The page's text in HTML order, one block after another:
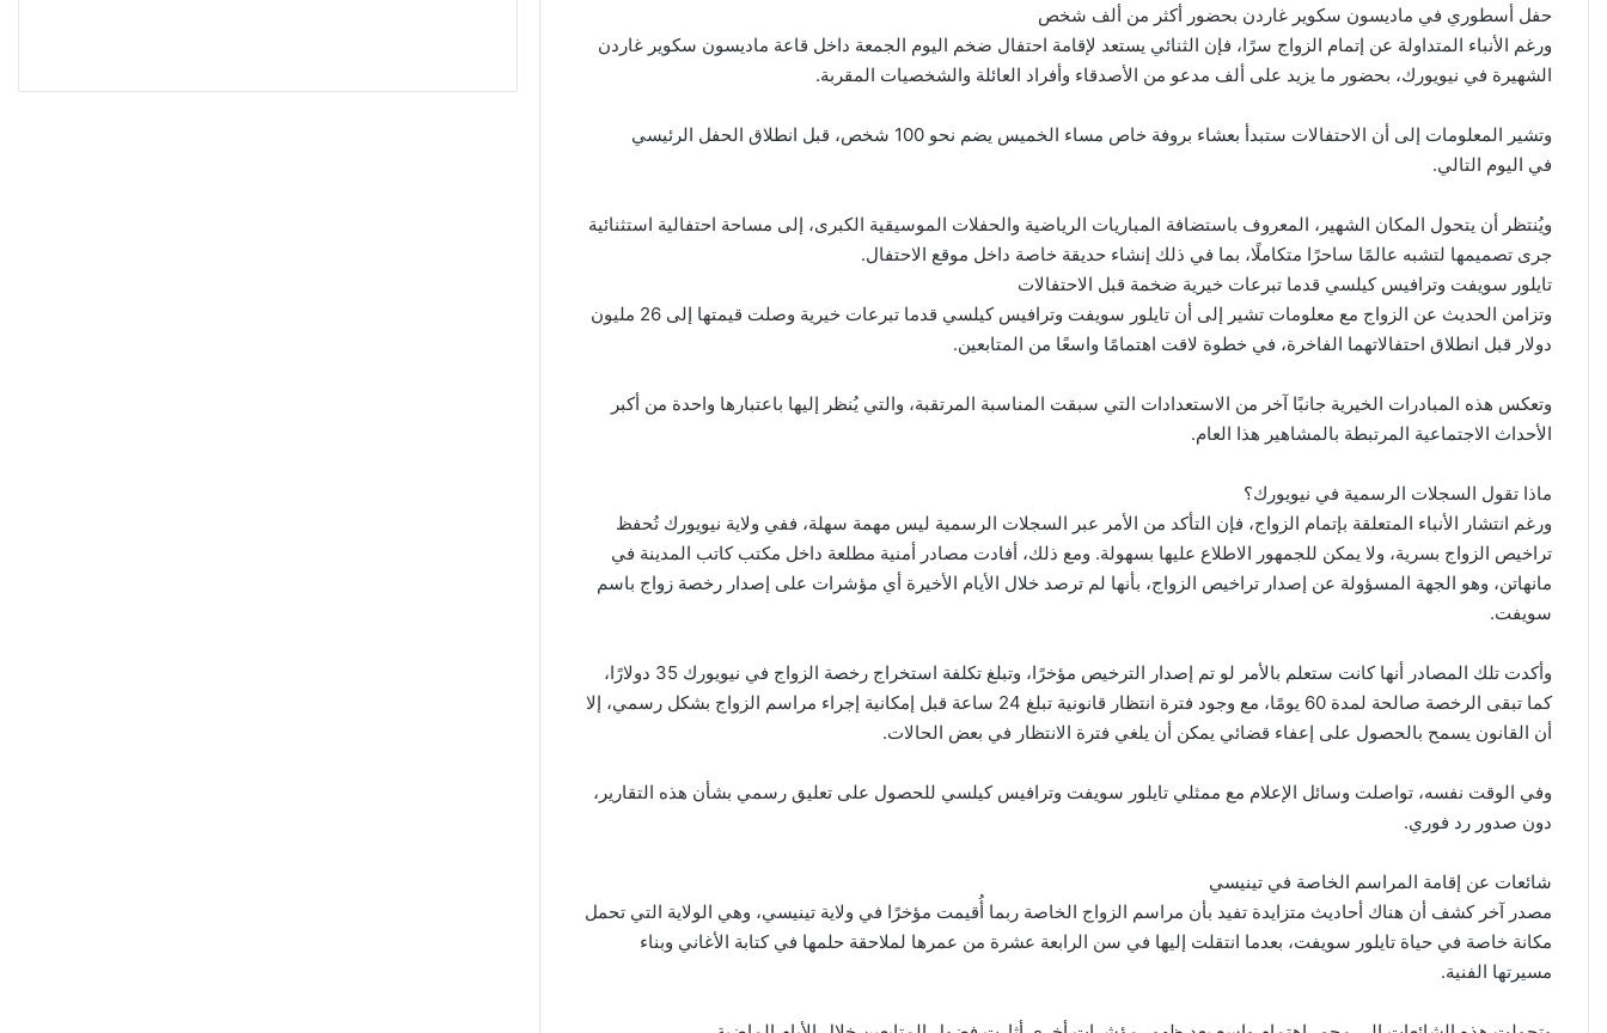
حفل أسطوري في ماديسون سكوير غاردن بحضور أكثر من ألف شخص
ورغم الأنباء المتداولة عن إتمام الزواج سرًا، فإن الثنائي يستعد لإقامة احتفال ضخم اليوم الجمعة داخل قاعة ماديسون سكوير غاردن
الشهيرة في نيويورك، بحضور ما يزيد على ألف مدعو من الأصدقاء وأفراد العائلة والشخصيات المقربة.
وتشير المعلومات إلى أن الاحتفالات ستبدأ بعشاء بروفة خاص مساء الخميس يضم نحو 100 شخص، قبل انطلاق الحفل الرئيسي
في اليوم التالي.
ويُنتظر أن يتحول المكان الشهير، المعروف باستضافة المباريات الرياضية والحفلات الموسيقية الكبرى، إلى مساحة احتفالية استثنائية
جرى تصميمها لتشبه عالمًا ساحرًا متكاملًا، بما في ذلك إنشاء حديقة خاصة داخل موقع الاحتفال.
تايلور سويفت وترافيس كيلسي قدما تبرعات خيرية ضخمة قبل الاحتفالات
وتزامن الحديث عن الزواج مع معلومات تشير إلى أن تايلور سويفت وترافيس كيلسي قدما تبرعات خيرية وصلت قيمتها إلى 26 مليون
دولار قبل انطلاق احتفالاتهما الفاخرة، في خطوة لاقت اهتمامًا واسعًا من المتابعين.
وتعكس هذه المبادرات الخيرية جانبًا آخر من الاستعدادات التي سبقت المناسبة المرتقبة، والتي يُنظر إليها باعتبارها واحدة من أكبر
الأحداث الاجتماعية المرتبطة بالمشاهير هذا العام.
ماذا تقول السجلات الرسمية في نيويورك؟
ورغم انتشار الأنباء المتعلقة بإتمام الزواج، فإن التأكد من الأمر عبر السجلات الرسمية ليس مهمة سهلة، ففي ولاية نيويورك تُحفظ
تراخيص الزواج بسرية، ولا يمكن للجمهور الاطلاع عليها بسهولة. ومع ذلك، أفادت مصادر أمنية مطلعة داخل مكتب كاتب المدينة في
مانهاتن، وهو الجهة المسؤولة عن إصدار تراخيص الزواج، بأنها لم ترصد خلال الأيام الأخيرة أي مؤشرات على إصدار رخصة زواج باسم
سويفت.
وأكدت تلك المصادر أنها كانت ستعلم بالأمر لو تم إصدار الترخيص مؤخرًا، وتبلغ تكلفة استخراج رخصة الزواج في نيويورك 35 دولارًا،
كما تبقى الرخصة صالحة لمدة 60 يومًا، مع وجود فترة انتظار قانونية تبلغ 24 ساعة قبل إمكانية إجراء مراسم الزواج بشكل رسمي، إلا
أن القانون يسمح بالحصول على إعفاء قضائي يمكن أن يلغي فترة الانتظار في بعض الحالات.
وفي الوقت نفسه، تواصلت وسائل الإعلام مع ممثلي تايلور سويفت وترافيس كيلسي للحصول على تعليق رسمي بشأن هذه التقارير،
دون صدور رد فوري.
شائعات عن إقامة المراسم الخاصة في تينيسي
مصدر آخر كشف أن هناك أحاديث متزايدة تفيد بأن مراسم الزواج الخاصة ربما أُقيمت مؤخرًا في ولاية تينيسي، وهي الولاية التي تحمل
مكانة خاصة في حياة تايلور سويفت، بعدما انتقلت إليها في سن الرابعة عشرة من عمرها لملاحقة حلمها في كتابة الأغاني وبناء
مسيرتها الفنية.